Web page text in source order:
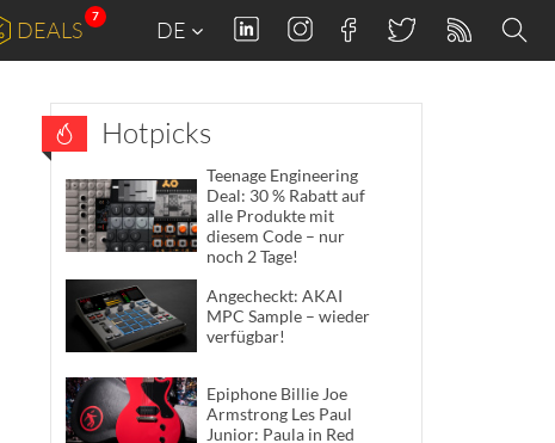
DEALS
7
DE
Hotpicks
Teenage Engineering
Deal: 30 % Rabatt auf
alle Produkte mit
diesem Code – nur
noch 2 Tage!
Angecheckt: AKAI
MPC Sample – wieder
verfügbar!
Epiphone Billie Joe
Armstrong Les Paul
Junior: Paula in Red